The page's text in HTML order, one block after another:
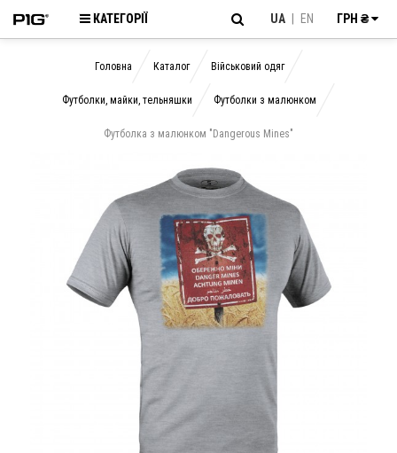
КАТЕГОРІЇ UA EN ГРН ₴
Головна Каталог Військовий одяг
Футболки, майки, тельняшки Футболки з малюнком
Футболка з малюнком "Dangerous Mines"